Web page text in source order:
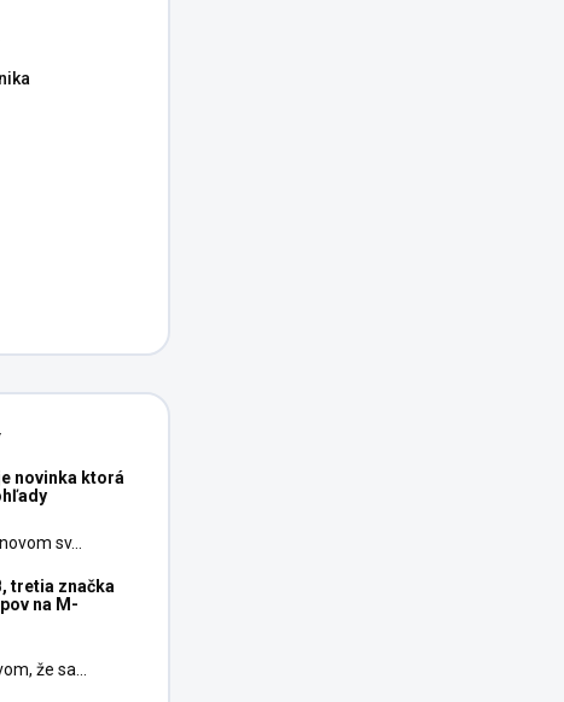
novinka ktorá
sv...
tretia značka
na M-
že sa...